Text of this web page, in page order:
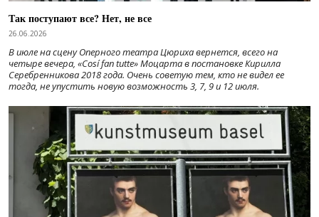
Так поступают все? Нет, не все
26.06.2026
В июле на сцену Оперного театра Цюриха вернется, всего на
четыре вечера, «Cosí fan tutte» Моцарта в постановке Кирилла
Серебренникова 2018 года. Очень советую тем, кто не видел ее
тогда, не упустить новую возможность 3, 7, 9 и 12 июля.